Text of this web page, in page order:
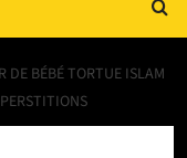
DE BÉBÉ TORTUE ISLAM